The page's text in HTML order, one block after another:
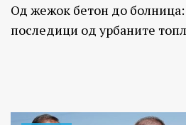
Од жежок бетон до
последици од урбаните